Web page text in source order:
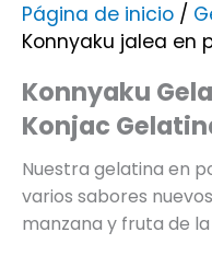
Página de inicio /
Konnyaku jalea en
Konnyaku
Konjac
Nuestra gelatina en
varios sabores
manzana y fruta de la